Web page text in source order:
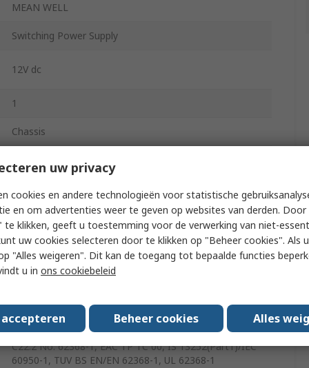
MEAN WELL
Switching Power Supply
12V dc
1
Chassis
16.7A
-30°C
70°C
720g
CCCGB4943.1, AS/NZS62368.1, BSMI CNS143361, CSA
C22.2 No. 62368-1, EAC TP TC 00, IS 13252(Part1)/IEC
60950-1, TUV BS EN/EN 62368-1, UL 62368-1
uw privacy
cookies en andere technologieën voor statistische
en om advertenties weer te geven op websites van derden. Door
te klikken, geeft u toestemming voor de verwerking van niet-
uw cookies selecteren door te klikken op "Beheer cookies". Als
"Alles weigeren". Dit kan de toegang tot bepaalde functies
u in ons cookiebeleid
Beheer cookies Alles